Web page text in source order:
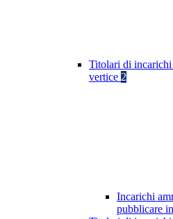
Titolari di
vertice 2
Incarichi
pubblicare